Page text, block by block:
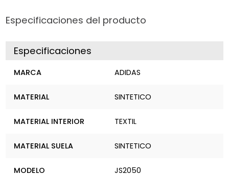
Especificaciones del producto
Especificaciones
MARCA ADIDAS
MATERIAL SINTETICO
MATERIAL INTERIOR TEXTIL
MATERIAL SUELA SINTETICO
MODELO JS2050